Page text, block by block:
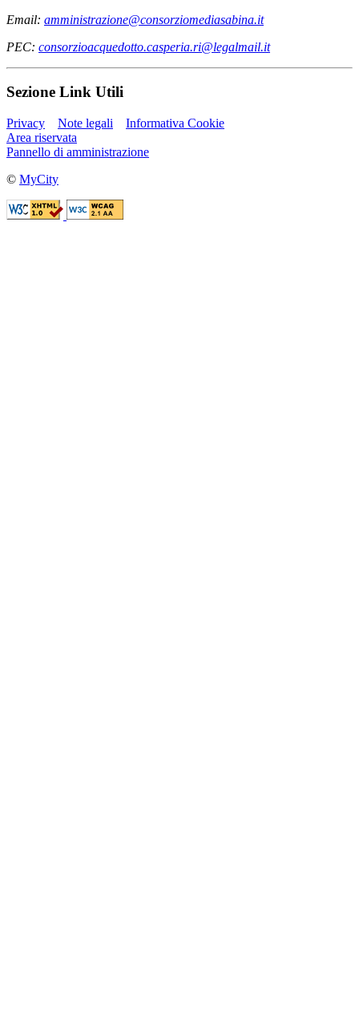
Email: amministrazione@consorziomediasabina.it
PEC: consorzioacquedotto.casperia.ri@legalmail.it
Sezione Link Utili
Privacy Note legali
Informativa Cookie
Area riservata
Pannello di amministrazione
© MyCity